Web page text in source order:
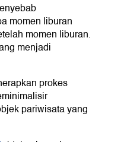
momen liburan
momen liburan.
menjadi
prokes
pariwisata yang